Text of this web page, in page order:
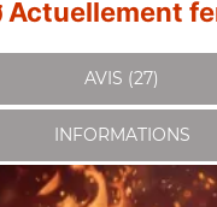
Actuellement
AVIS (27)
INFORMATIONS